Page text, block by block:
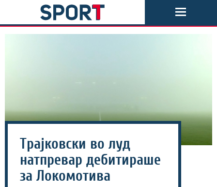
Tрајковски во луд
натпревар дебитираше
за Локомотива